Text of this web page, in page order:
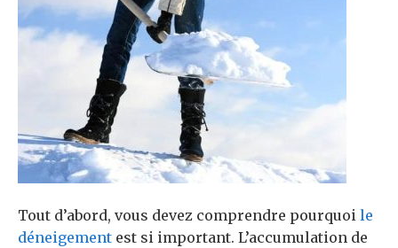
Tout d’abord, vous devez comprendre pourquoi le
déneigement est si important. L’accumulation de